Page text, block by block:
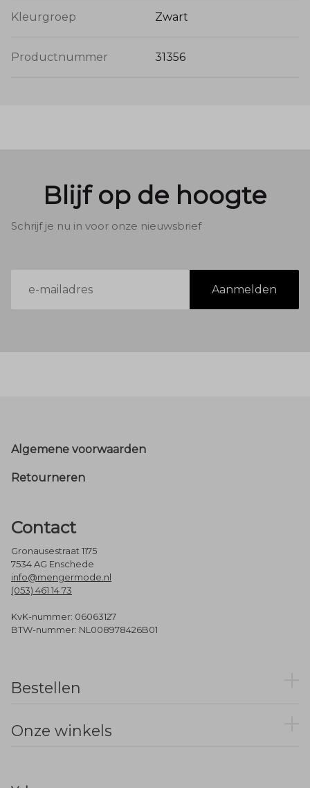
Kleurgroep Zwart
Productnummer 31356
Blijf op de hoogte
Schrijf je nu in voor onze nieuwsbrief
mailadres
Aanmelden
Footer
Algemene voorwaarden
Retourneren
Contact
Gronausestraat 1175
7534 AG Enschede
info@mengermode.nl
(053) 461 14 73
KvK-nummer: 06063127
BTW-nummer: NL008978426B01
Bestellen
Onze winkels